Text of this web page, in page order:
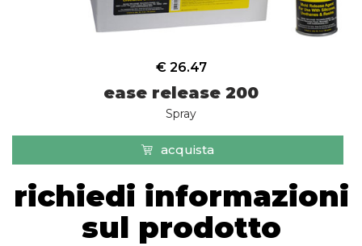
ease release 200
Spray
€ 26.47
acquista
richiedi informazioni
sul prodotto